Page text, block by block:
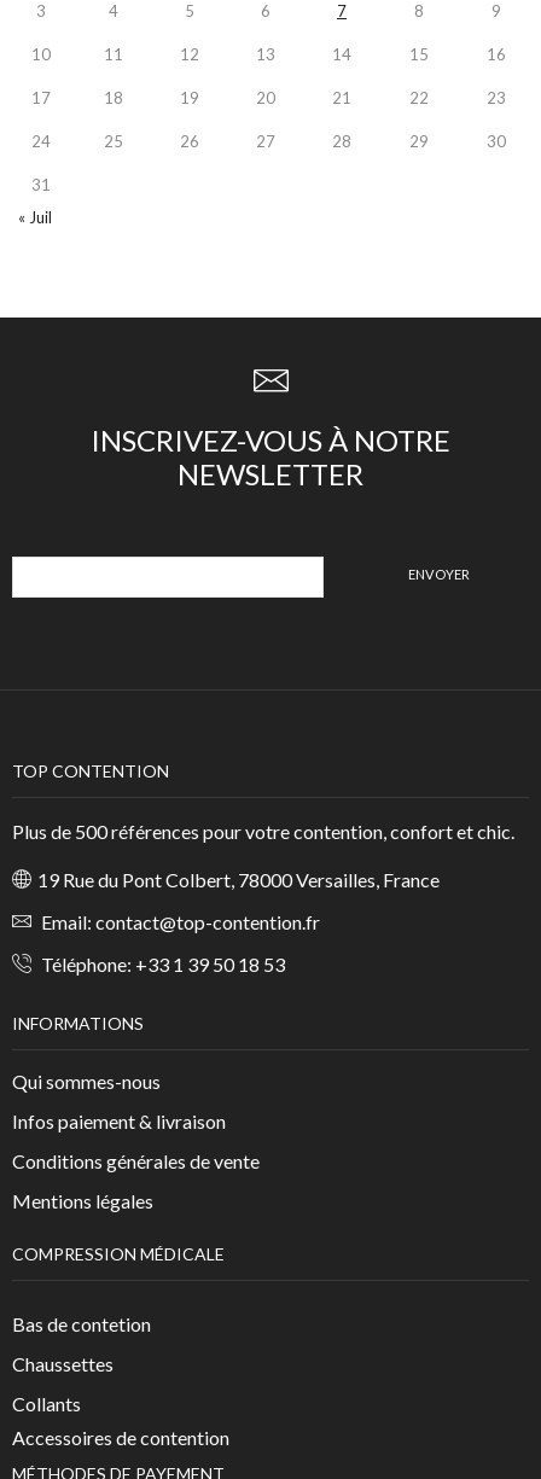
3 4 5 6 7 8 9
10 11 12 13 14 15 16
17 18 19 20 21 22 23
24 25 26 27 28 29 30
31
« Juil
INSCRIVEZ-VOUS À NOTRE
NEWSLETTER
TOP CONTENTION
Plus de 500 références pour votre contention, confort et chic.
19 Rue du Pont Colbert, 78000 Versailles, France
Email: contact@top-contention.fr
Téléphone: +33 1 39 50 18 53
INFORMATIONS
Qui sommes-nous
Infos paiement & livraison
Conditions générales de vente
Mentions légales
COMPRESSION MÉDICALE
Bas de contetion
Chaussettes
Collants
Accessoires de contention
MÉTHODES DE PAYEMENT